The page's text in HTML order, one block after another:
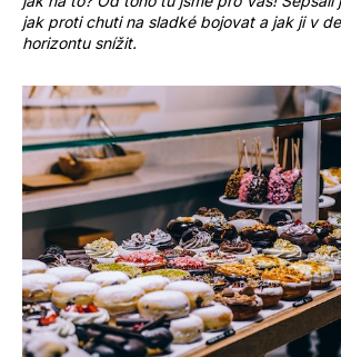
jak proti chuti na sladké bojovat a jak ji v
horizontu snížit.
e
t
e
n
a
j
í
t
?